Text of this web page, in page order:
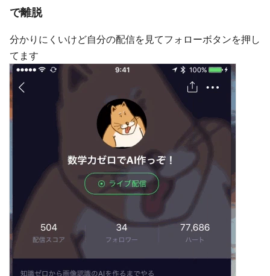
で離脱
分かりにくいけど自分の配信を見てフォローボタンを押し
てます